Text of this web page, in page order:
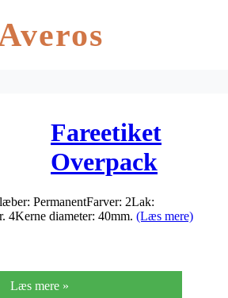
Fareetiket
Overpack
grøn/sort
50x100mm
PermanentFarver: 2Lak:
4Kerne diameter: 40mm. (Læs mere)
Læs mere »